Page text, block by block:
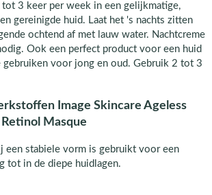
tot 3 keer per week in een gelijkmatige,
gereinigde huid. Laat het 's nachts zitten
ochtend af met lauw water. Nachtcreme
Ook een perfect product voor een huid
gebruiken voor jong en oud. Gebruik 2 tot 3
Image Skincare Ageless
Masque
een stabiele vorm is gebruikt voor een
tot in de diepe huidlagen.